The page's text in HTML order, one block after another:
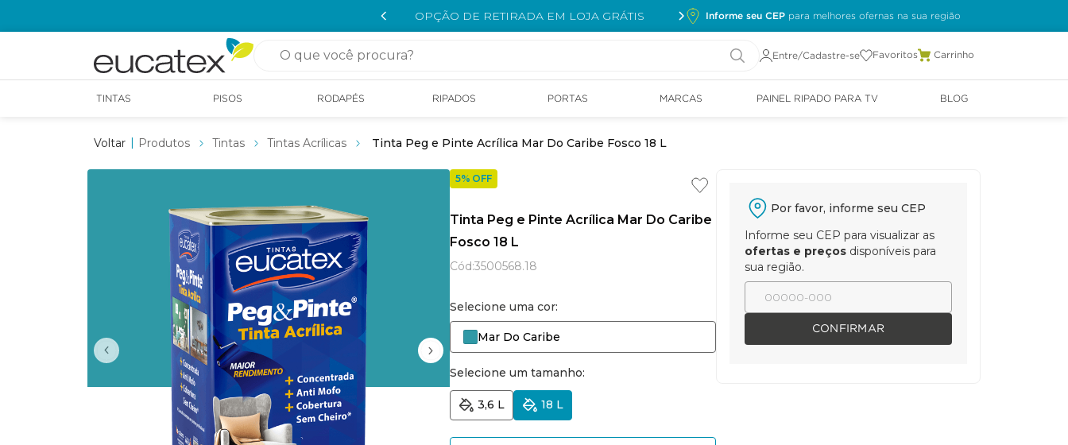
OPÇÃO DE RETIRADA EM LOJA GRÁTIS Informe seu CEP
O que você procura?
Entre/Cadastre-se Favoritos
TINTAS PISOS RODAPÉS RIPADOS PORTAS MARCAS PAINEL RIPADO PARA TV BLOG
Produtos Tintas Tintas Acrílicas Tinta Peg e Pinte Acrílica Mar Do Caribe Fosco 18 L
5% OFF
Tinta Peg e Pinte Acrílica Mar Do Caribe
Fosco 18 L
Cód:3500568.18
Selecione uma cor:
Mar Do Caribe
Selecione um tamanho:
3,6 L 18 L
Por favor, informe seu CEP
Informe seu CEP para visualizar as
ofertas e preços disponíveis para
sua região.
CONFIRMAR